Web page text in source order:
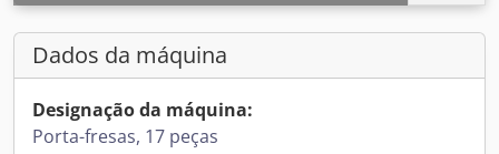
Dados da máquina
Designação da máquina:
Porta-fresas, 17 peças